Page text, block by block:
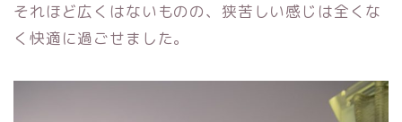
それほど広くはないものの、狭苦しい感じは全くな
く快適に過ごせました。